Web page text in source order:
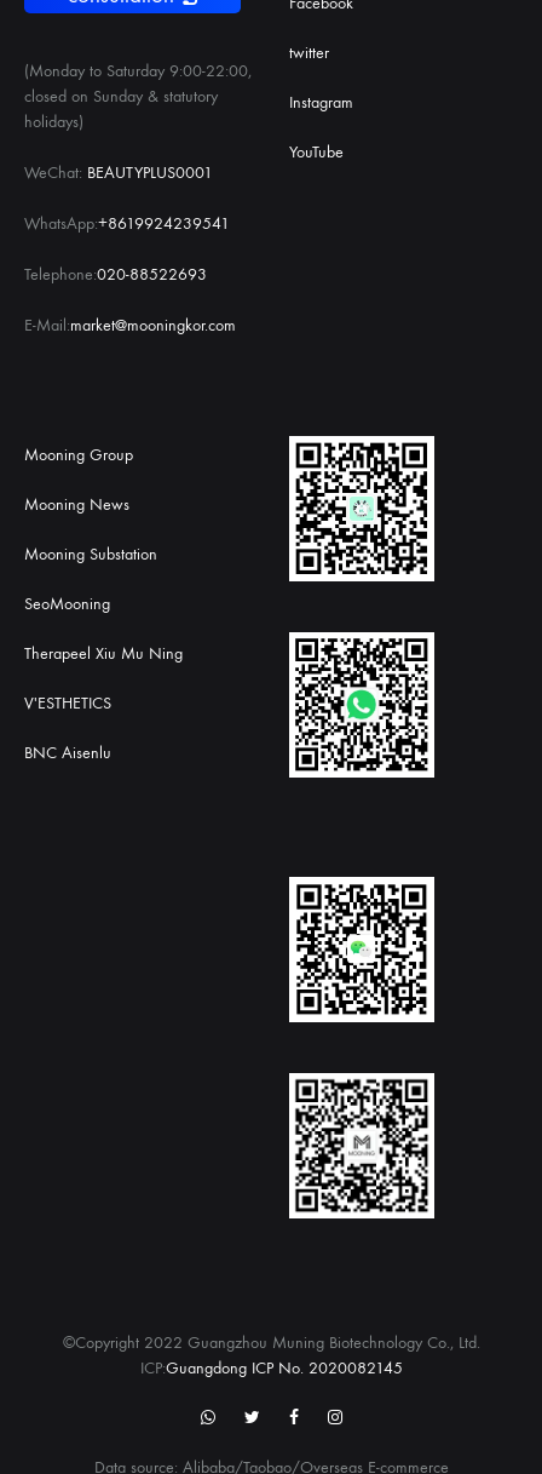
(Monday to Saturday 9:00-22:00,
closed on Sunday & statutory
holidays)
WeChat: BEAUTYPLUS0001
WhatsApp:+8619924239541
Telephone:020-88522693
E-Mail:market@mooningkor.com
twitter
Instagram
YouTube
Mooning Group
Mooning News
Mooning Substation
SeoMooning
Therapeel Xiu Mu Ning
V'ESTHETICS
BNC Aisenlu
Data source: Alibaba/Taobao/Overseas E-commerce
©Copyright 2022 Guangzhou Muning Biotechnology Co., Ltd.
ICP:Guangdong ICP No. 2020082145
WhatsApptwitterFacebookInstagram